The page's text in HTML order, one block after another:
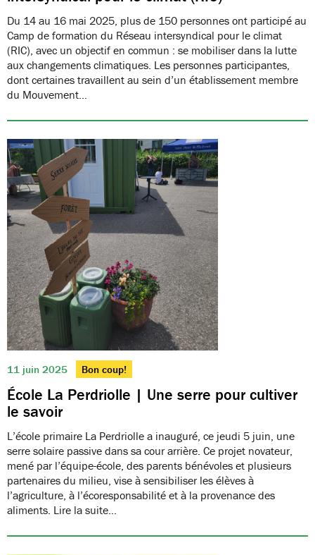
Du 14 au 16 mai 2025, plus de 150 personnes ont participé au
Camp de formation du Réseau intersyndical pour le climat
(RIC), avec un objectif en commun : se mobiliser dans la lutte
aux changements climatiques. Les personnes participantes,
dont certaines travaillent au sein d’un établissement membre
du Mouvement…
11 juin 2025 Bon coup!
École La Perdriolle | Une serre pour cultiver
le savoir
L’école primaire La Perdriolle a inauguré, ce jeudi 5 juin, une
serre solaire passive dans sa cour arrière. Ce projet novateur,
mené par l’équipe-école, des parents bénévoles et plusieurs
partenaires du milieu, vise à sensibiliser les élèves à
l’agriculture, à l’écoresponsabilité et à la provenance des
aliments. Lire la suite…